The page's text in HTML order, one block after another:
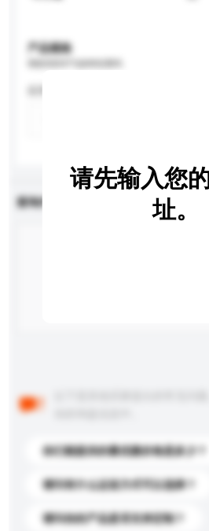
产品规格
查询内容
你们能提供的最优惠价格是多少？
请问有什么运送方式可以选择？
请问你的产品是否支持定制？
请先输入您
址。